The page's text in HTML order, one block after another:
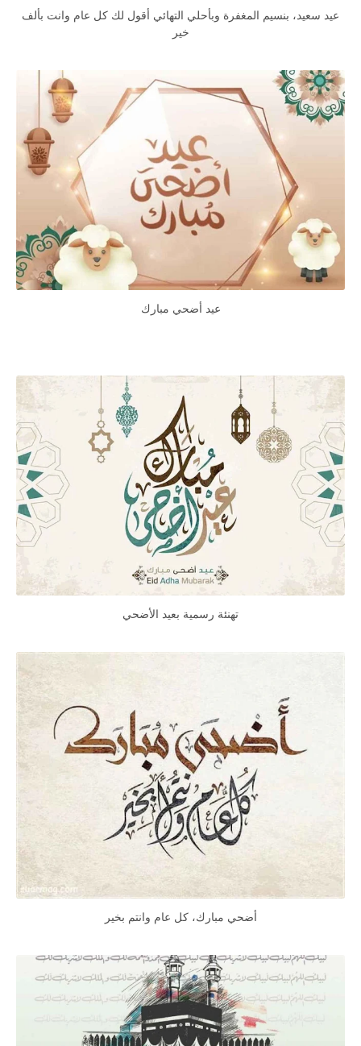
عيد سعيد، بنسيم المغفرة وبأحلي التهائي أقول لك كل عام وانت بألف
خير
عيد أضحي مبارك
تهنئة رسمية بعيد الأضحي
أضحي مبارك، كل عام وانتم بخير